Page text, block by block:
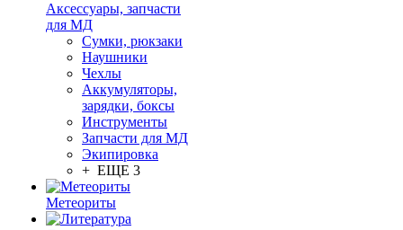
Аксессуары, запчасти
для МД
Сумки, рюкзаки
Наушники
Чехлы
Аккумуляторы,
зарядки, боксы
Инструменты
Запчасти для МД
Экипировка
+ ЕЩЕ 3
Метеориты